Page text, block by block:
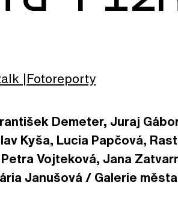
Fotoreporty
Demeter, Juraj
Kyša, Lucia Papčová,
Vojteková, Jana
Janušová / Galerie